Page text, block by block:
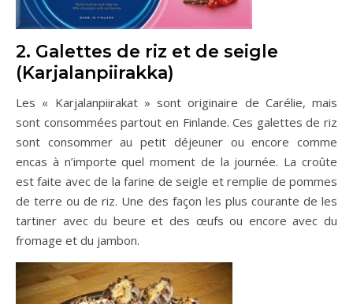
2. Galettes de riz et de seigle
(Karjalanpiirakka)
Les « Karjalanpiirakat » sont originaire de Carélie, mais
sont consommées partout en Finlande. Ces galettes de riz
sont consommer au petit déjeuner ou encore comme
encas à n’importe quel moment de la journée. La croûte
est faite avec de la farine de seigle et remplie de pommes
de terre ou de riz. Une des façon les plus courante de les
tartiner avec du beure et des œufs ou encore avec du
fromage et du jambon.